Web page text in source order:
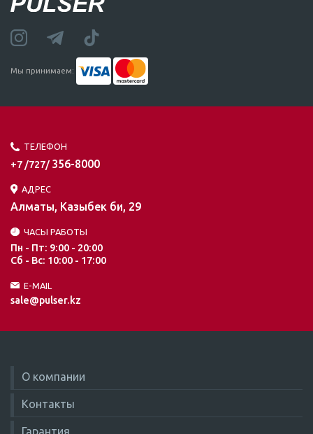
Мы принимаем:
ТЕЛЕФОН
+7 /727/ 356-8000
АДРЕС
Алматы, Казыбек би, 29
ЧАСЫ РАБОТЫ
Пн - Пт: 9:00 - 20:00
Сб - Вс: 10:00 - 17:00
E-MAIL
sale@pulser.kz
О компании
Контакты